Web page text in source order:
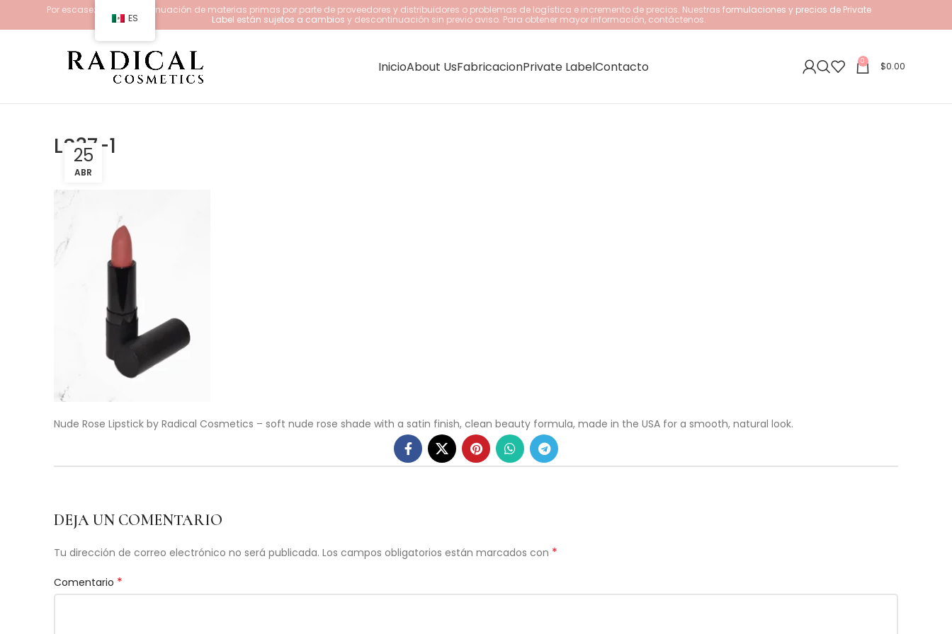
Por escasez y/o descontinuación de materias primas por parte de proveedores y distribuidores o problemas de logística e incremento de precios. Nuestras formulaciones y precios de Private
Label están sujetos a cambios y descontinuación sin previo aviso. Para obtener mayor información, contáctenos.
InicioAbout UsFabricacionPrivate LabelContacto 0 $0.00
LS37-1
25
ABR
Nude Rose Lipstick by Radical Cosmetics – soft nude rose shade with a satin finish, clean beauty formula, made in the USA for a smooth, natural look.
DEJA UN COMENTARIO
Tu dirección de correo electrónico no será publicada. Los campos obligatorios están marcados con *
Comentario *
ES